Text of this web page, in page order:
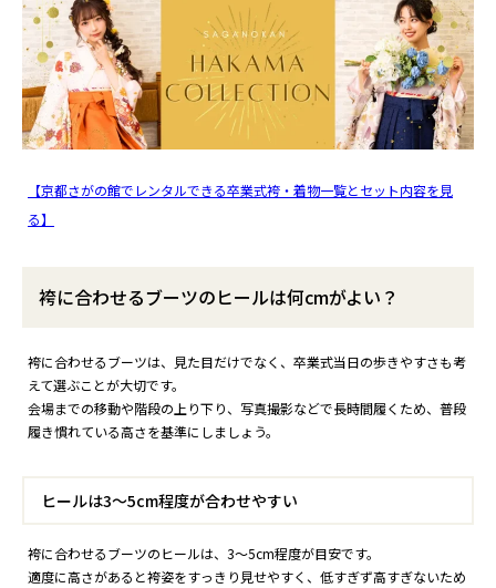
【京都さがの館でレンタルできる卒業式袴・着物一覧とセット内容を見
る】
袴に合わせるブーツのヒールは何cmがよい？
袴に合わせるブーツは、見た目だけでなく、卒業式当日の歩きやすさも考
えて選ぶことが大切です。
会場までの移動や階段の上り下り、写真撮影などで長時間履くため、普段
履き慣れている高さを基準にしましょう。
ヒールは3〜5cm程度が合わせやすい
袴に合わせるブーツのヒールは、3〜5cm程度が目安です。
適度に高さがあると袴姿をすっきり見せやすく、低すぎず高すぎないため